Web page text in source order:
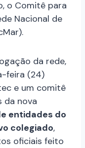
o Comitê para
Nacional de
da rede,
feira (24)
e um comitê
da nova
entidades do
colegiado,
oficiais feito